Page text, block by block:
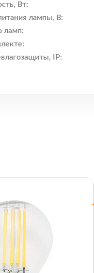
Вт:
лампы, В:
ламп:
IP: